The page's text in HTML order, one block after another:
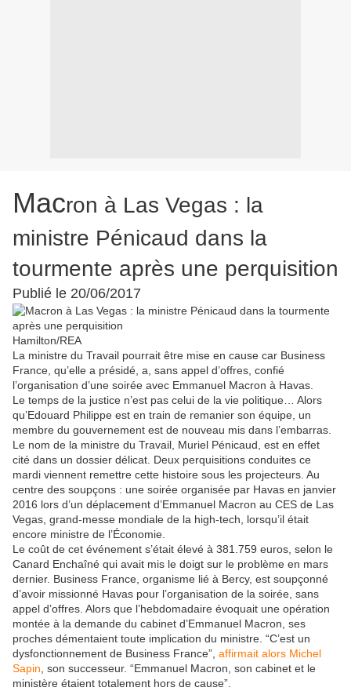
Macron à Las Vegas : la
ministre Pénicaud dans la
tourmente après une perquisition
Publié le 20/06/2017
Hamilton/REA
La ministre du Travail pourrait être mise en cause car Business
France, qu’elle a présidé, a, sans appel d’offres, confié
l’organisation d’une soirée avec Emmanuel Macron à Havas.
Le temps de la justice n’est pas celui de la vie politique… Alors
qu’Edouard Philippe est en train de remanier son équipe, un
membre du gouvernement est de nouveau mis dans l’embarras.
Le nom de la ministre du Travail, Muriel Pénicaud, est en effet
cité dans un dossier délicat. Deux perquisitions conduites ce
mardi viennent remettre cette histoire sous les projecteurs. Au
centre des soupçons : une soirée organisée par Havas en janvier
2016 lors d’un déplacement d’Emmanuel Macron au CES de Las
Vegas, grand-messe mondiale de la high-tech, lorsqu’il était
encore ministre de l’Économie.
Le coût de cet événement s’était élevé à 381.759 euros, selon le
Canard Enchaîné qui avait mis le doigt sur le problème en mars
dernier. Business France, organisme lié à Bercy, est soupçonné
d’avoir missionné Havas pour l’organisation de la soirée, sans
appel d’offres. Alors que l’hebdomadaire évoquait une opération
montée à la demande du cabinet d’Emmanuel Macron, ses
proches démentaient toute implication du ministre. “C’est un
dysfonctionnement de Business France”, affirmait alors Michel
Sapin , son successeur. “Emmanuel Macron, son cabinet et le
ministère étaient totalement hors de cause”.